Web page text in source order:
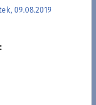
09.08.2019